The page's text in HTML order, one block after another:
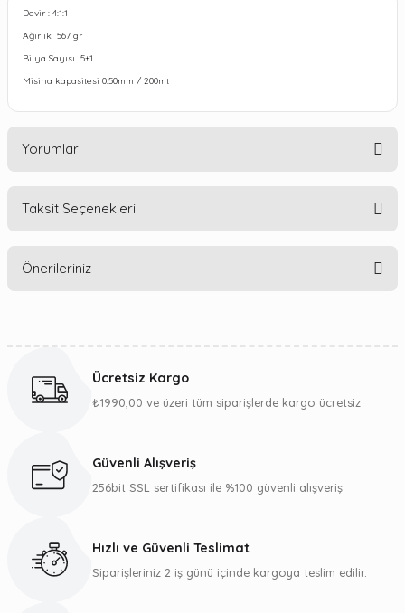
Devir : 4:1:1
Ağırlık 567 gr
Bilya Sayısı 5+1
Misina kapasitesi 0.50mm / 200mt
Yorumlar
Taksit Seçenekleri
Önerileriniz
Görüş ve önerileriniz için teşekkür ederiz.
Ürün bilgilerinde hatalar bulunuyor.
Ücretsiz Kargo
₺1990,00 ve üzeri tüm siparişlerde kargo ücretsiz
Güvenli Alışveriş
256bit SSL sertifikası ile %100 güvenli alışveriş
Hızlı ve Güvenli Teslimat
Siparişleriniz 2 iş günü içinde kargoya teslim edilir.